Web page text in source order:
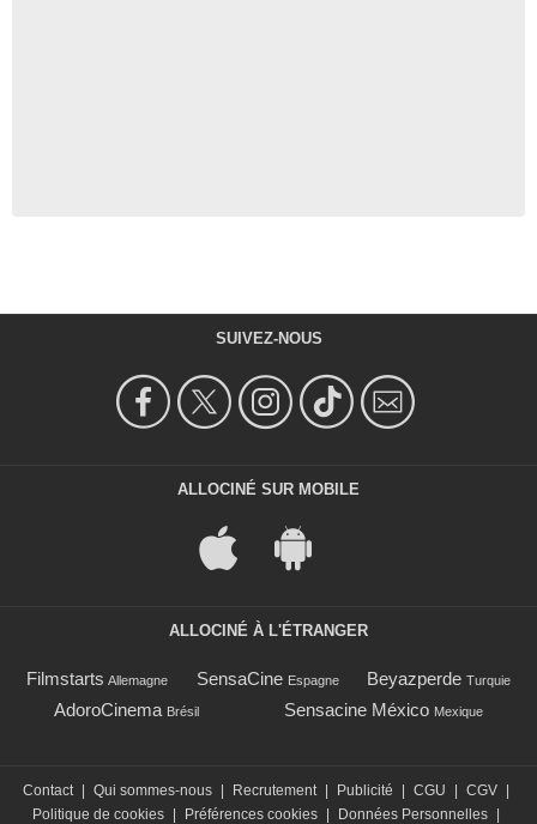
SUIVEZ-NOUS
ALLOCINÉ SUR MOBILE
ALLOCINÉ À L'ÉTRANGER
Filmstarts Allemagne SensaCine Espagne Beyazperde Turquie
AdoroCinema Brésil Sensacine México Mexique
Contact Qui sommes-nous Recrutement Publicité CGU CGV
Politique de cookies
Préférences cookies Données Personnelles